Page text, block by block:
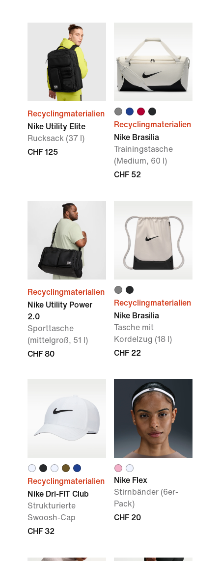
Recyclingmaterialien
Nike Utility Elite
Rucksack (37 l)
CHF 125
Recyclingmaterialien
Nike Brasilia
Trainingstasche
(Medium, 60 l)
CHF 52
Recyclingmaterialien
Nike Utility Power
2.0
Sporttasche
(mittelgroß, 51 l)
CHF 80
Recyclingmaterialien
Nike Brasilia
Tasche mit
Kordelzug (18 l)
CHF 22
Recyclingmaterialien
Nike Dri-FIT Club
Strukturierte
Swoosh-Cap
CHF 32
Nike Flex
Stirnbänder (6er-
Pack)
CHF 20